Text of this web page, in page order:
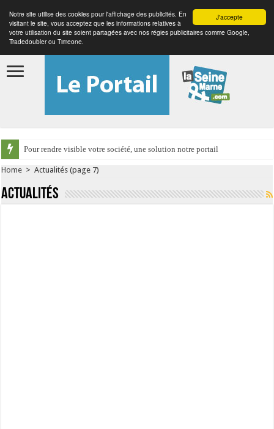
J'accepte
Notre site utilise des cookies pour l'affichage des publicités. En
visitant le site, vous acceptez que les informations relatives à
votre utilisation du site soient partagées avec nos régies publicitaires comme Google,
Tradedoubler ou Timeone.
Pour rendre visible votre société, une solution notre portail
Home > Actualités (page 7)
Actualités